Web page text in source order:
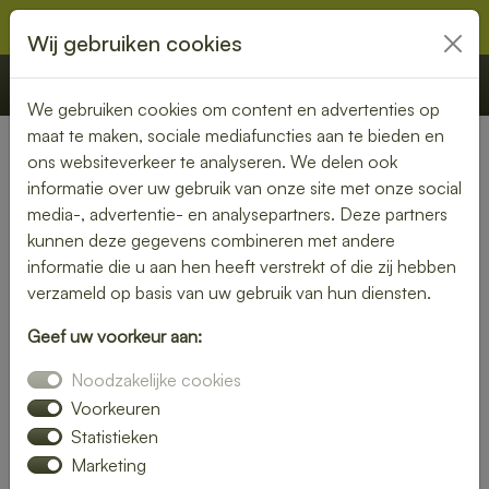
€ 0,00 Offerte Bestellen
Nederland» Blokker
Lunch laten bezorgen in
Blokker – gezond, vers en
gemakkelijk
in Blokker en geniet van verse gerechten op jouw gewenste
locatie. Van kleurrijke salades tot knapperige broodjes – wij
bezorgen jouw lunch vers en op tijd.
Plaats eenvoudig je bestelling online en laat je verrassen
Wij gebruiken cookies
We gebruiken cookies om content en advertenties op
maat te maken, sociale mediafuncties aan te bieden en
ons websiteverkeer te analyseren. We delen ook
informatie over uw gebruik van onze site met onze social
media-, advertentie- en analysepartners. Deze partners
kunnen deze gegevens combineren met andere
informatie die u aan hen heeft verstrekt of die zij hebben
verzameld op basis van uw gebruik van hun diensten.
Geef uw voorkeur aan:
Noodzakelijke cookies
Voorkeuren
Statistieken
Marketing